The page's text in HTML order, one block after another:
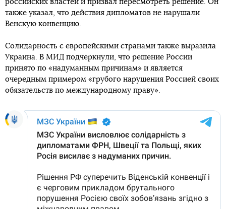
российских властей и призвал пересмотреть решение. Он
также указал, что действия дипломатов не нарушали
Венскую конвенцию.
Солидарность с европейскими странами также выразила
Украина. В МИД подчеркнули, что решение России
принято по «надуманным причинам» и является
очередным примером «грубого нарушения Россией своих
обязательств по международному праву».